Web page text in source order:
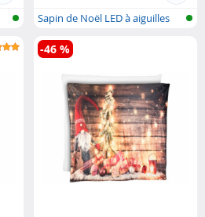
Sapin de Noël LED à aiguilles
-46 %